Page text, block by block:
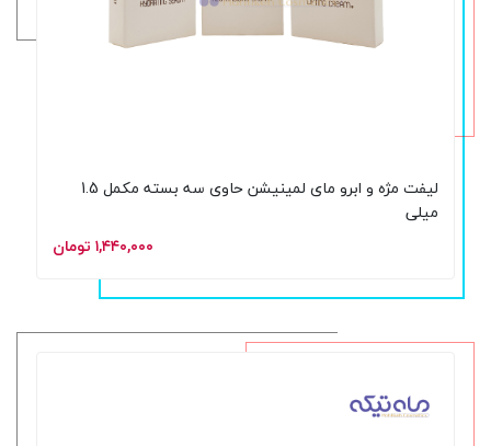
لیفت مژه و ابرو مای لمینیشن حاوی سه بسته مکمل 1.5
میلی
۱,۴۴۰,۰۰۰ تومان